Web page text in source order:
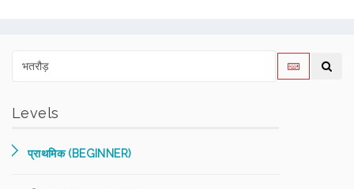
Levels
प्राथमिक (BEGINNER)